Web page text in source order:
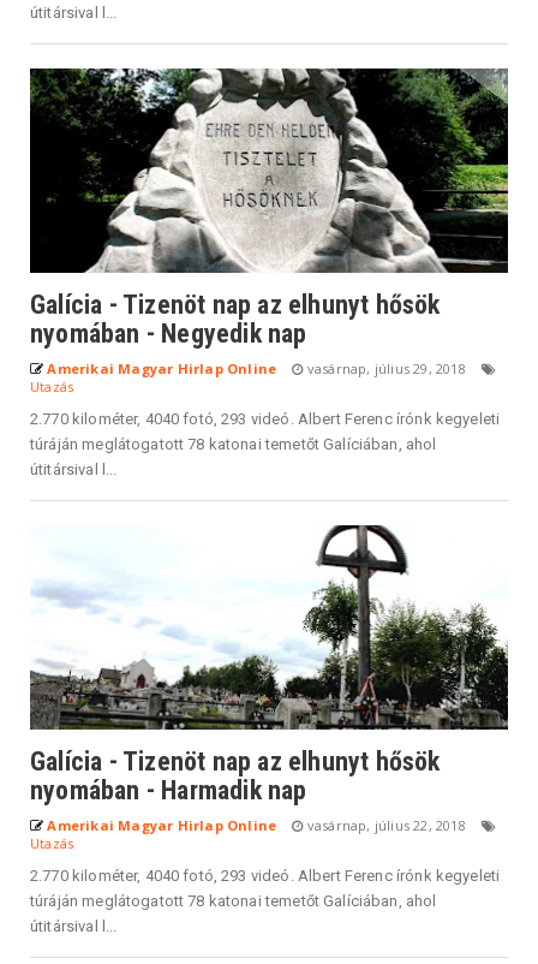
útitársival l...
Galícia - Tizenöt nap az elhunyt hősök
nyomában - Negyedik nap
Amerikai Magyar Hirlap Online
vasárnap, július 29, 2018
Utazás
2.770 kilométer, 4040 fotó, 293 videó. Albert Ferenc írónk kegyeleti
túráján meglátogatott 78 katonai temetőt Galíciában, ahol
útitársival l...
Galícia - Tizenöt nap az elhunyt hősök
nyomában - Harmadik nap
Amerikai Magyar Hirlap Online
vasárnap, július 22, 2018
Utazás
2.770 kilométer, 4040 fotó, 293 videó. Albert Ferenc írónk kegyeleti
túráján meglátogatott 78 katonai temetőt Galíciában, ahol
útitársival l...